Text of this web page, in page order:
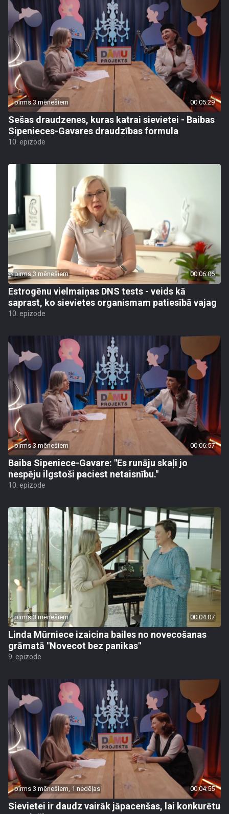
pirms 3 mēnešiem 00:05:29
Sešas draudzenes, kuras katrai sievietei - Baibas
Sipenieces-Gavares draudzības formula
10. epizode
pirms 3 mēnešiem 00:06:06
Estrogēnu vielmaiņas DNS tests - veids kā
saprast, ko sievietes organismam patiesībā vajag
10. epizode
pirms 3 mēnešiem 00:06:57
Baiba Sipeniece-Gavare: "Es runāju skaļi jo
nespēju ilgstoši paciest netaisnību."
10. epizode
pirms 3 mēnešiem 00:04:07
Linda Mūrniece izaicina bailes no novecošanas
grāmatā "Novecot bez panikas"
9. epizode
pirms 3 mēnešiem, 1 nedēļas 00:04:55
Sievietei ir daudz vairāk jāpacenšas, lai konkurētu